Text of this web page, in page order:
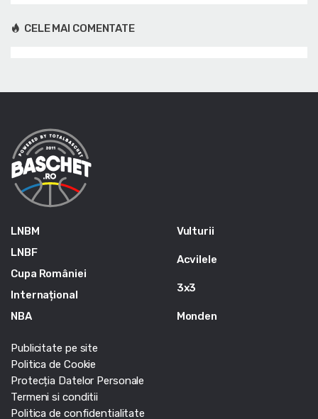
CELE MAI COMENTATE
LNBM
LNBF
Cupa României
Internațional
NBA
Vulturii
Acvilele
3x3
Monden
Publicitate pe site
Politica de Cookie
Protecția Datelor Personale
Termeni si conditii
Politica de confidentialitate